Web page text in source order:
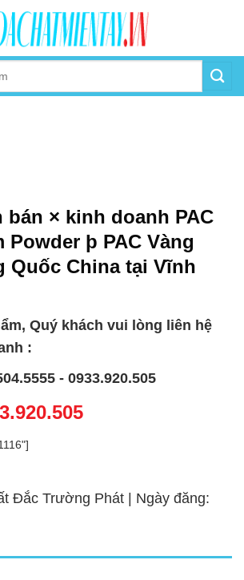
bán × kinh doanh PAC
Powder þ PAC Vàng
Quốc China tại Vĩnh
Quý khách vui lòng liên hệ
:
- 0933.920.505
Đắc Trường Phát | Ngày đăng: